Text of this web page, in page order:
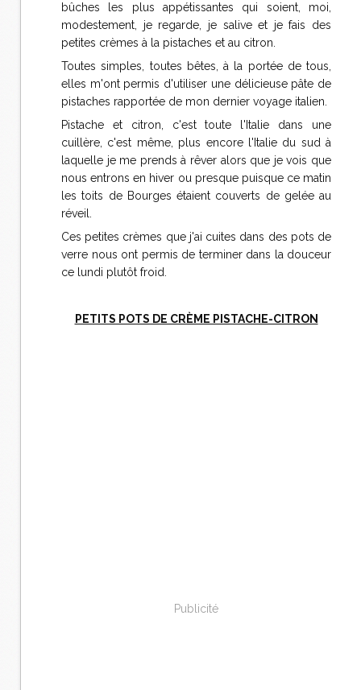
bûches les plus appétissantes qui soient, moi,
modestement, je regarde, je salive et je fais des
petites crèmes à la pistaches et au citron.
Toutes simples, toutes bêtes, à la portée de tous,
elles m'ont permis d'utiliser une délicieuse pâte de
pistaches rapportée de mon dernier voyage italien.
Pistache et citron, c'est toute l'Italie dans une
cuillère, c'est même, plus encore l'Italie du sud à
laquelle je me prends à rêver alors que je vois que
nous entrons en hiver ou presque puisque ce matin
les toits de Bourges étaient couverts de gelée au
réveil.
Ces petites crèmes que j'ai cuites dans des pots de
verre nous ont permis de terminer dans la douceur
ce lundi plutôt froid.
PETITS POTS DE CRÈME PISTACHE-CITRON
Publicité